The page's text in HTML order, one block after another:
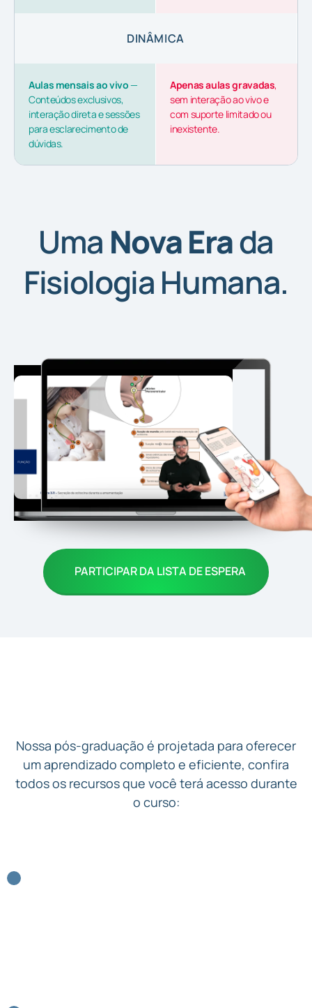
DINÂMICA
Aulas mensais ao vivo—
Conteúdos exclusivos,
interação direta e sessões
para esclarecimento de
dúvidas.
Apenas aulas gravadas,
sem interação ao vivo e
com suporte limitado ou
inexistente.
Uma Nova Erada
Fisiologia Humana.
PARTICIPAR DA LISTA DE ESPERA
Nossa pós-graduação é projetada para oferecer
um aprendizado completo e eficiente, confira
todos os recursos que você terá acesso durante
o curso: